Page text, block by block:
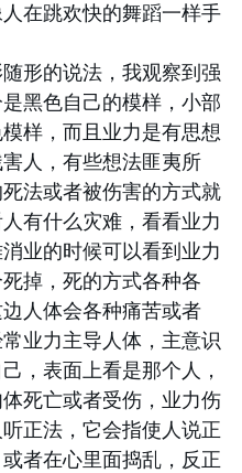
在跳欢快的舞蹈一样手
形的说法，我观察到强
黑色自己的模样，小部
样，而且业力是有思想
人，有些想法匪夷所
法或者被伤害的方式就
有什么灾难，看看业力
业的时候可以看到业力
掉，死的方式各种各
人体会各种痛苦或者
业力主导人体，主意识
，表面上看是那个人，
死亡或者受伤，业力伤
正法，它会指使人说正
者在心里面捣乱，反正